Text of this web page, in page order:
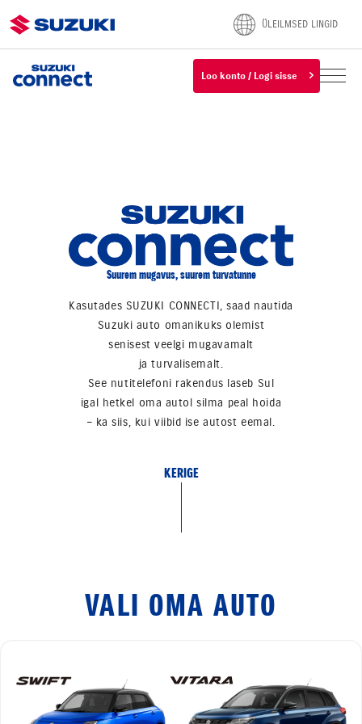
ÜLEILMSED LINGID
Loo konto / Logi sisse
Suurem mugavus, suurem turvatunne
Kasutades SUZUKI CONNECTI, saad nautida
Suzuki auto omanikuks olemist
senisest veelgi mugavamalt
ja turvalisemalt.
See nutitelefoni rakendus laseb Sul
igal hetkel oma autol silma peal hoida
– ka siis, kui viibid ise autost eemal.
KERIGE
VALI OMA AUTO